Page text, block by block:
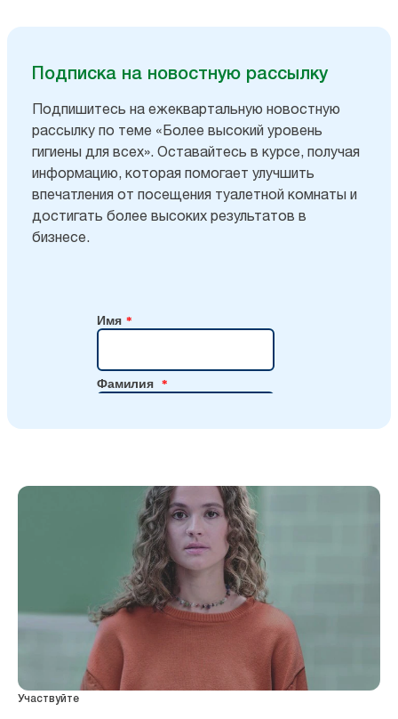
Подписка на новостную рассылку
Подпишитесь на ежеквартальную новостную
рассылку по теме «Более высокий уровень
гигиены для всех». Оставайтесь в курсе, получая
информацию, которая помогает улучшить
впечатления от посещения туалетной комнаты и
достигать более высоких результатов в
бизнесе.
Участвуйте